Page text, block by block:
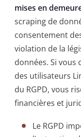
mises en
scraping de
consentement
violation de la
données. Si
des utilisateurs
du RGPD, vous
financières et
Le RGPD